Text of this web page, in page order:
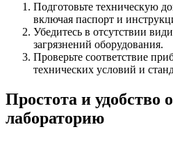
Подготовьте техническую
включая паспорт и
Убедитесь в отсутствии
загрязнений оборудования.
Проверьте соответствие
технических условий и
Простота и удобство
лабораторию